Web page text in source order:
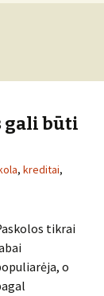
gali būti
, kreditai,
tikrai
o